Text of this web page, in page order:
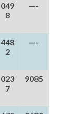
049
8
—-
448
2
—-
023
7
9085